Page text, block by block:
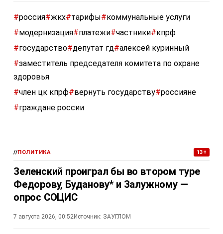
#россия#жкх#тарифы#коммунальные услуги
#модернизация#платежи#частники#кпрф
#государство#депутат гд#алексей куринный
#заместитель председателя комитета по охране
здоровья
#член цк кпрф#вернуть государству#россияне
#граждане россии
//ПОЛИТИКА 13+
Зеленский проиграл бы во втором туре
Федорову, Буданову* и Залужному —
опрос СОЦИС
7 августа 2026, 00:52Источник: ЗАУГЛОМ